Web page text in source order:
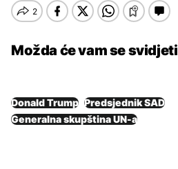
Možda će vam se svidjeti
Donald Trump Predsjednik SAD
Generalna skupština UN-a